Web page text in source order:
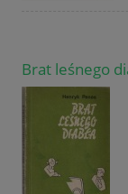
Brat leśnego